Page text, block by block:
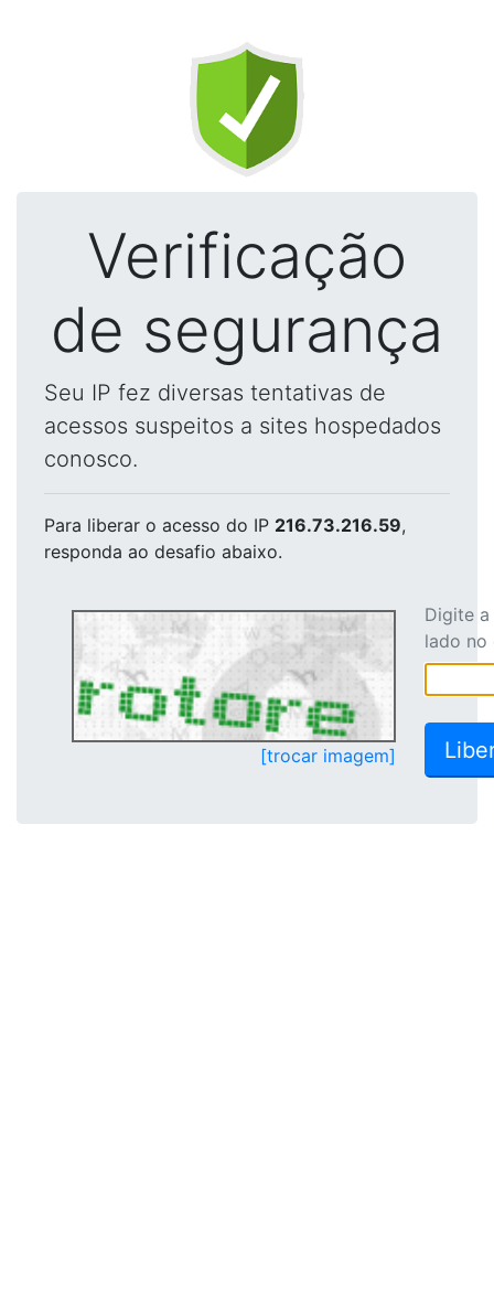
Verificação
de segurança
Seu IP fez diversas tentativas de
acessos suspeitos a sites hospedados
conosco.
Para liberar o acesso do IP 216.73.216.59,
responda ao desafio abaixo.
[trocar imagem]
Digite
lado no